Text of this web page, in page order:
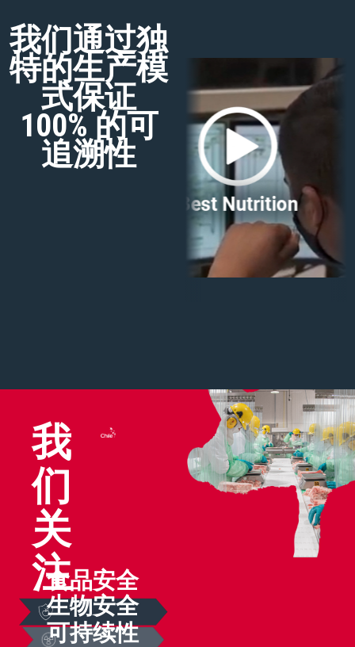
我们通过独
特的生产模
式保证
100% 的可
追溯性
我
们
关
注
食品安全
生物安全
可持续性